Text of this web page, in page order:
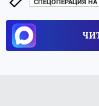
СПЕЦОПЕРАЦИЯ НА